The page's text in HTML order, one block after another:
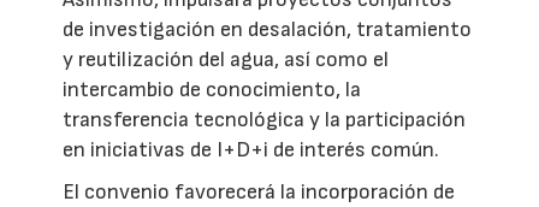
de investigación en desalación, tratamiento
y reutilización del agua, así como el
intercambio de conocimiento, la
transferencia tecnológica y la participación
en iniciativas de I+D+i de interés común.
El convenio favorecerá la incorporación de